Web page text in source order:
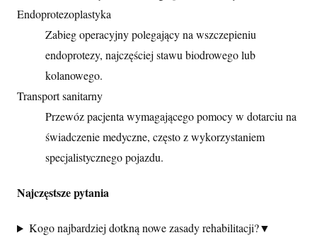
Endoprotezoplastyka
Zabieg operacyjny polegający na wszczepieniu
endoprotezy, najczęściej stawu biodrowego lub
kolanowego.
Transport sanitarny
Przewóz pacjenta wymagającego pomocy w dotarciu na
świadczenie medyczne, często z wykorzystaniem
specjalistycznego pojazdu.
Najczęstsze pytania
Kogo najbardziej dotkną nowe zasady rehabilitacji?▼